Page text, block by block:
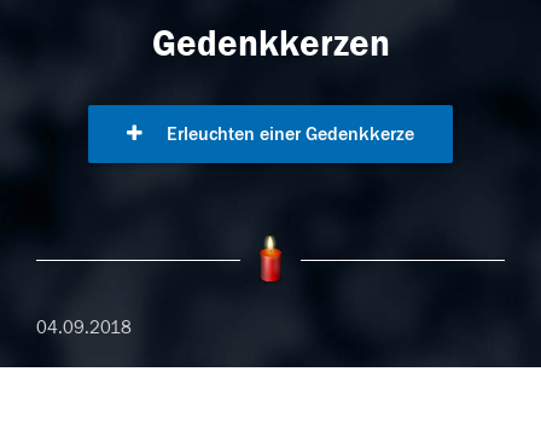
Gedenkkerzen
Erleuchten einer Gedenkkerze
04.09.2018